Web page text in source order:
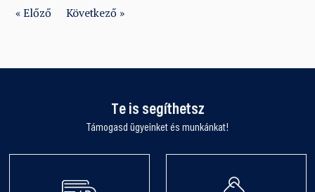
« Előző Következő »
Te is segíthetsz
Támogasd ügyeinket és munkánkat!